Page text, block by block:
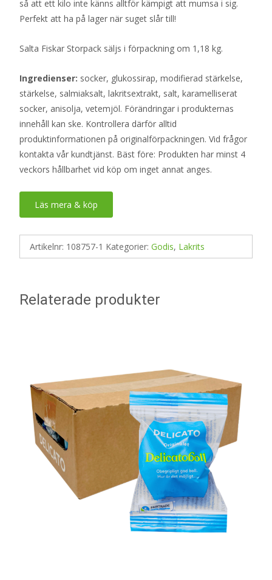
så att ett kilo inte känns alltför kämpigt att mumsa i sig.
Perfekt att ha på lager när suget slår till!
Salta Fiskar Storpack säljs i förpackning om 1,18 kg.
Ingredienser: socker, glukossirap, modifierad stärkelse,
stärkelse, salmiaksalt, lakritsextrakt, salt, karamelliserat
socker, anisolja, vetemjöl. Förändringar i produkternas
innehåll kan ske. Kontrollera därför alltid
produktinformationen på originalförpackningen. Vid frågor
kontakta vår kundtjänst. Bäst före: Produkten har minst 4
veckors hållbarhet vid köp om inget annat anges.
Läs mera & köp
Artikelnr: 108757-1 Kategorier: Godis, Lakrits
Relaterade produkter